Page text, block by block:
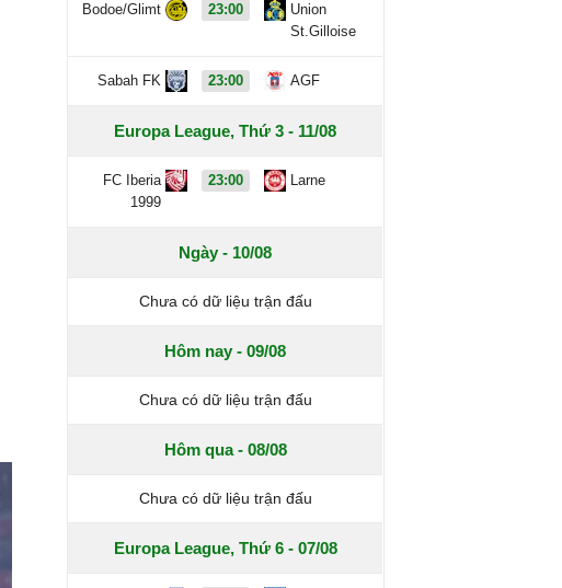
Bodoe/Glimt 23:00
Union
St.Gilloise
Sabah FK 23:00 AGF
Europa League, Thứ 3 - 11/08
FC Iberia
1999
23:00 Larne
Ngày - 10/08
Chưa có dữ liệu trận đấu
Hôm nay - 09/08
Chưa có dữ liệu trận đấu
Hôm qua - 08/08
Chưa có dữ liệu trận đấu
Europa League, Thứ 6 - 07/08